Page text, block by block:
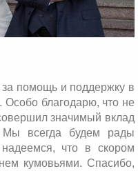
помощь и поддержку в
благодарю, что не
значимый вклад
всегда будем рады
что в скором
кумовьями. Спасибо,